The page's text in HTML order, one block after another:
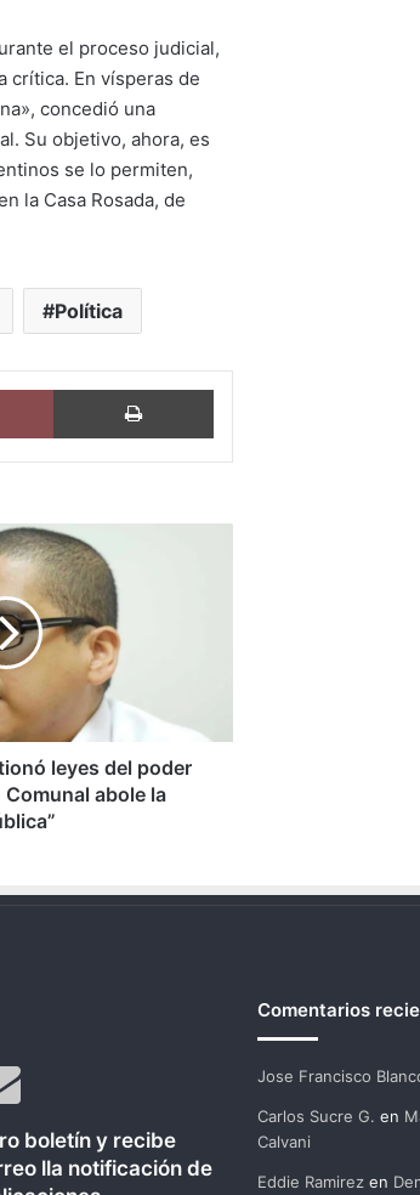
el proceso judicial,
crítica. En vísperas de
concedió una
Su objetivo, ahora, es
se lo permiten,
la Casa Rosada, de
Política
Pinterest Imprimir
leyes del poder
abole la
boletín y recibe
lla notificación de
Comentarios
Jose Francisco
Carlos Sucre G. en
Calvani
Eddie Ramirezen